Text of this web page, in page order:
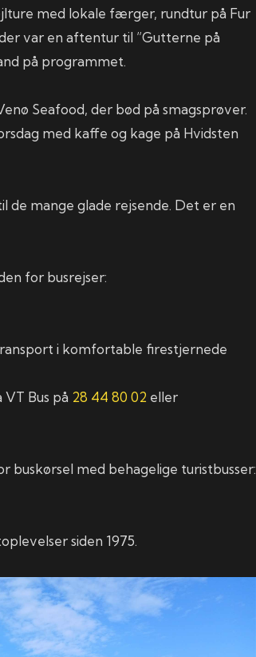
med lokale færger, rundtur på Fur
var en aftentur til ”Gutterne på
på programmet.
Seafood, der bød på smagsprøver.
med kaffe og kage på Hvidsten
de mange glade rejsende. Det er en
for busrejser:
i komfortable firestjernede
Bus på 28 44 80 02 eller
buskørsel med behagelige turistbusser:
siden 1975.